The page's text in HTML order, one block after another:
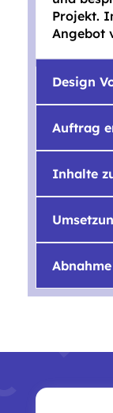
Projekt.
Angebot
Design
Auftrag
Inhalte
Abnahme